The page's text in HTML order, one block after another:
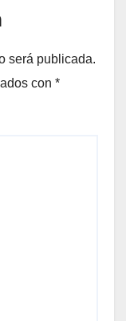
será publicada.
con *